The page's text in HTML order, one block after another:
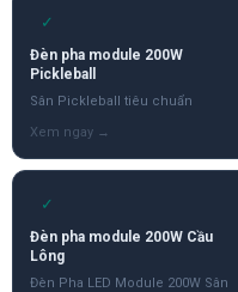
✓
Đèn pha module 200W
Pickleball
Sân Pickleball tiêu chuẩn
✓
Đèn pha module 200W Cầu
Lông
Đèn Pha LED Module 200W Sân